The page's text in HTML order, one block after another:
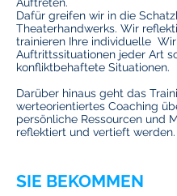
Dafür greifen wir in die
Theaterhandwerks. Wir
trainieren Ihre individuelle
Auftrittssituationen jeder Art
konfliktbehaftete Situationen.
Darüber hinaus geht das
werteorientiertes Coaching
persönliche Ressourcen und
reflektiert und vertieft werden.
SIE BEKOMMEN